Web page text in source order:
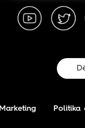
Marketing Politika